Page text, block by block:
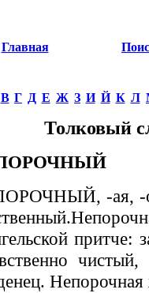
Главная
В Г Д Е Ж З И Й К Л
Толковый
-ая, -
притче: